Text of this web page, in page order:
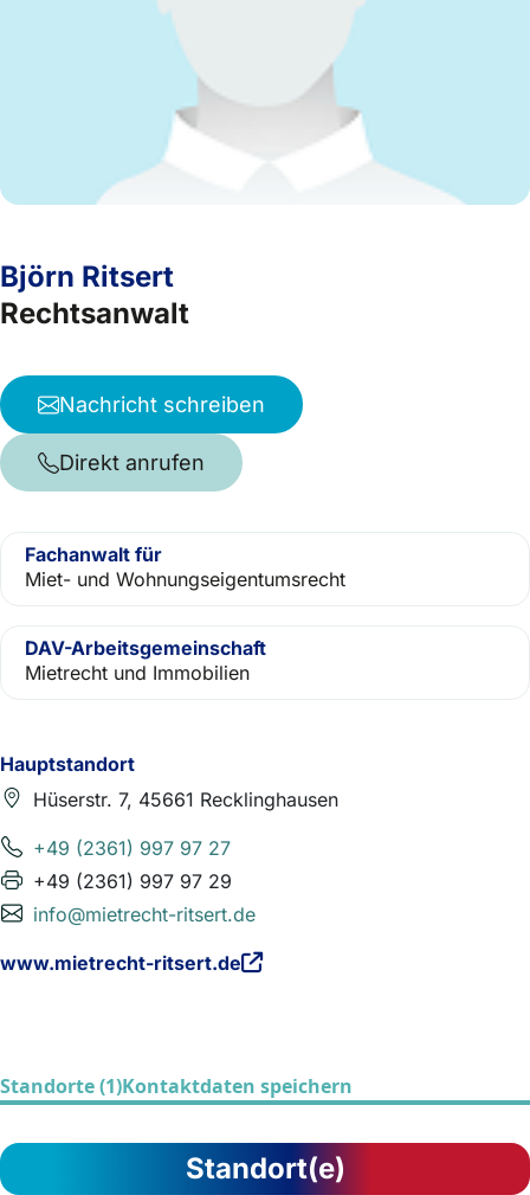
Hauptstandort
Hüserstr. 7, 45661 Recklinghausen
+49 (2361) 997 97 27
+49 (2361) 997 97 29
info@mietrecht-ritsert.de
www.mietrecht-ritsert.de
Björn Ritsert
Rechtsanwalt
Nachricht schreiben
Direkt anrufen
Fachanwalt für
Miet- und Wohnungseigentumsrecht
DAV-Arbeitsgemeinschaft
Mietrecht und Immobilien
Standorte (1)Kontaktdaten speichern
Standort(e)